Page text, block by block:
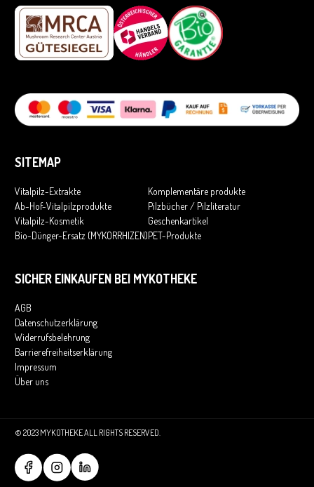
SITEMAP
Vitalpilz-Extrakte
Ab-Hof-Vitalpilzprodukte
Vitalpilz-Kosmetik
Bio-Dünger-Ersatz (MYKORRHIZEN)
Komplementäre produkte
Pilzbücher / Pilzliteratur
Geschenkartikel
PET-Produkte
SICHER EINKAUFEN BEI MYKOTHEKE
AGB
Datenschutzerklärung
Widerrufsbelehrung
Barrierefreiheitserklärung
Impressum
Über uns
© 2023 MYKOTHEKE ALL RIGHTS RESERVED.